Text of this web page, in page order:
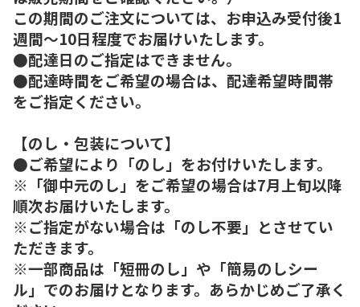
この期間のご注文については、お申込み受付後1
週間～10日程度でお届けいたします。
●配達日のご指定はできません。
●配達時間をご希望の場合は、配達希望時間帯
をご指定ください。
【のし・包装について】
●ご希望により「のし」をお付けいたします。
※「御中元のし」をご希望の場合は7月上旬以降
順次お届けいたします。
※ご指定がない場合は「のし不要」とさせてい
ただきます。
※一部商品は「短冊のし」や「簡易のしシー
ル」でのお届けとなります。あらかじめご了承く